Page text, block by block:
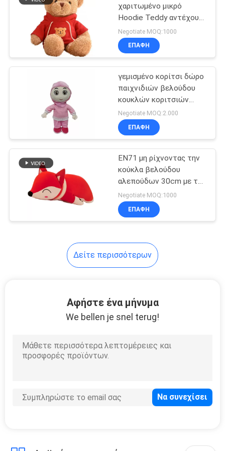
χαριτωμένο μικρό
Hoodie Teddy αντέχουν
το μαξιλάρι ύπνου
κοριτσιών παιχνιδιών
βελούδου
Negotiate MOQ:1000
ΕΠΑΦΉ
γεμισμένο κορίτσι δώρο
παιχνιδιών βελούδου
κουκλών κοριτσιών
30cm αφρικανικό για την
ημέρα των παιδιών
Negotiate MOQ:2.000
ΕΠΑΦΉ
EN71 μη ρίχνοντας την
κούκλα βελούδου
αλεπούδων 30cm με την
κάτω πλήρωση
βαμβακιού
Negotiate MOQ:1000
ΕΠΑΦΉ
Δείτε περισσότερων
Αφήστε ένα μήνυμα
We bellen je snel terug!